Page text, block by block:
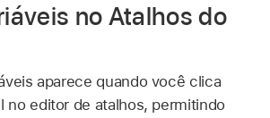
no Atalhos do
aparece quando você clica
no editor de atalhos, permitindo